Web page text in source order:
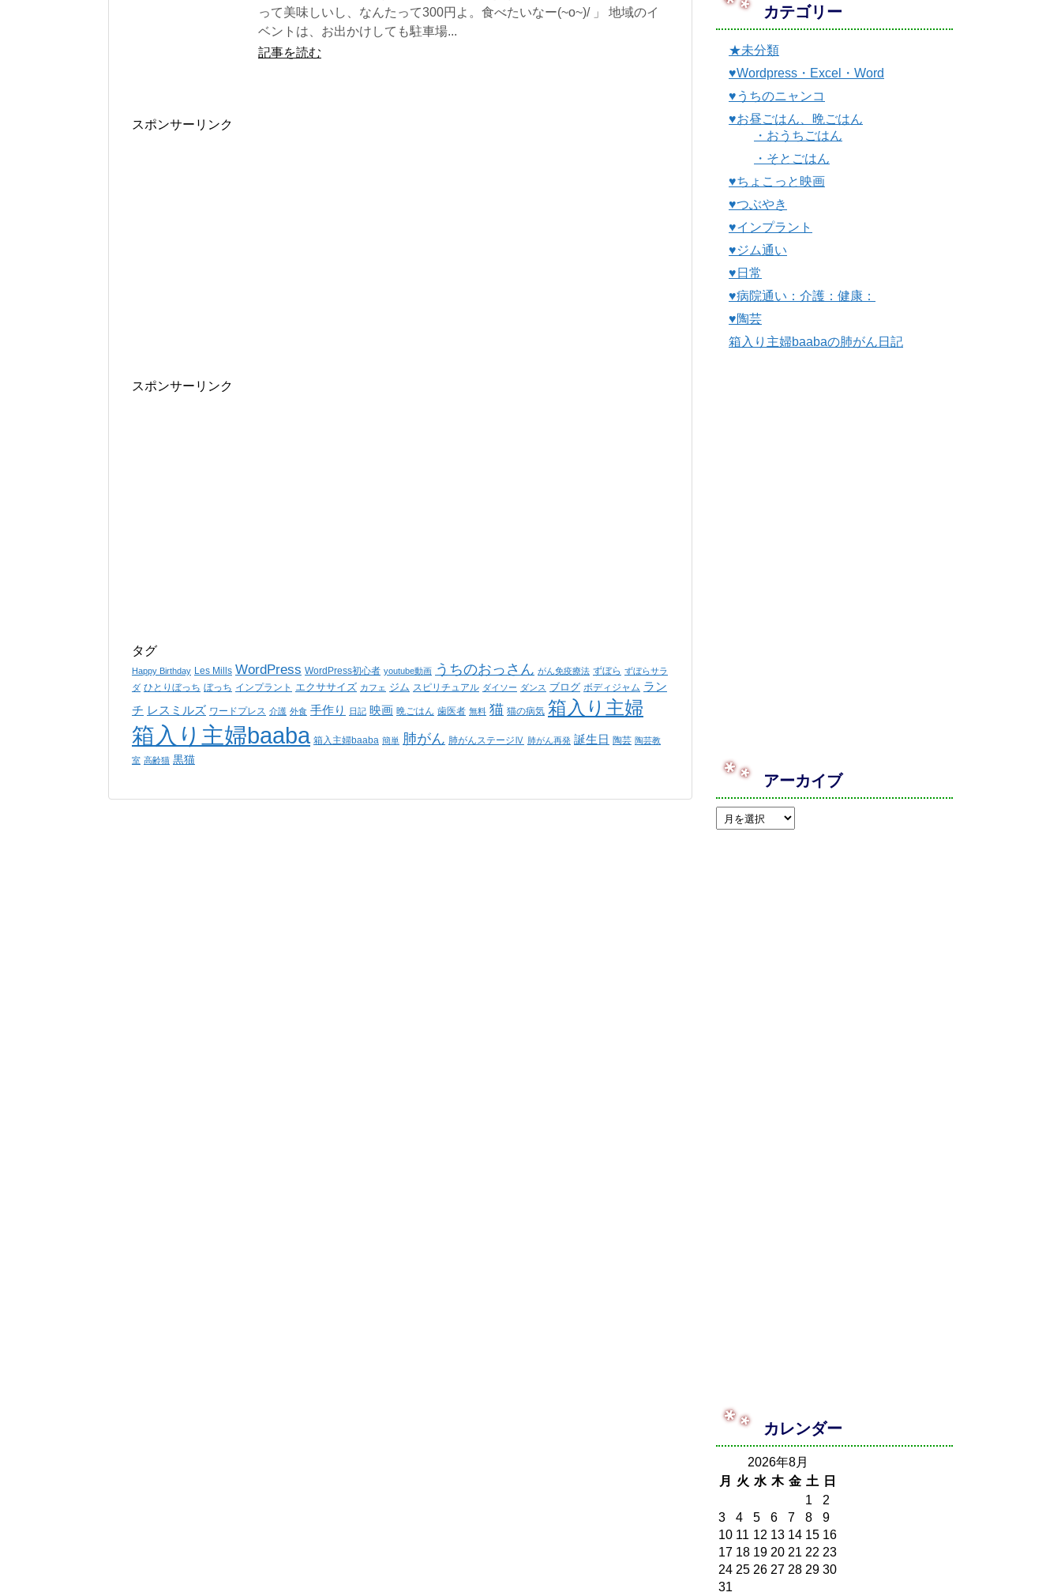
って美味しいし、なんたって300円よ。食べたいなー(~o~)/ 」 地域のイ
ベントは、お出かけしても駐車場...
記事を読む
スポンサーリンク
スポンサーリンク
タグ
Happy Birthday Les Mills WordPress WordPress初心者 youtube動画 うちのおっさん がん免疫療法 ずぼら ずぼらサラ
ダ ひとりぼっち ぼっち インプラント エクササイズ カフェ ジム スピリチュアル ダイソー ダンス ブログ ボディジャム ラン
チ レスミルズ ワードプレス 介護 外食 手作り 日記 映画 晩ごはん 歯医者 無料 猫 猫の病気 箱入り主婦
箱入り主婦baaba 箱入主婦baaba 簡単 肺がん 肺がんステージⅣ 肺がん再発 誕生日 陶芸 陶芸教
室 高齢猫 黒猫
カテゴリー
★未分類
♥Wordpress・Excel・Word
♥うちのニャンコ
♥お昼ごはん、晩ごはん
・おうちごはん
・そとごはん
♥ちょこっと映画
♥つぶやき
♥インプラント
♥ジム通い
♥日常
♥病院通い：介護：健康：
♥陶芸
箱入り主婦baabaの肺がん日記
アーカイブ
カレンダー
2026年8月
月
火 水 木 金 土
日
1
2
3
4 5 6 7 8
9
10 11 12 13 14 15 16
17 18 19 20 21 22 23
24 25 26 27 28 29 30
31